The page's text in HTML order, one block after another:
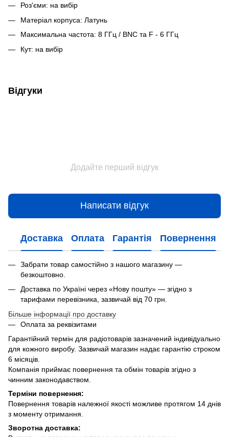
Роз'єми: на вибір
Матеріал корпуса: Латунь
Максимальна частота: 8 ГГц / BNC та F - 6 ГГц
Кут: на вибір
Відгуки
Додайте перший відгук
Написати відгук
Доставка Оплата Гарантія Повернення
Забрати товар самостійно з нашого магазину —
безкоштовно.
Доставка по Україні через «Нову пошту» — згідно з
тарифами перевізника, зазвичай від 70 грн.
Більше інформації про доставку
Оплата за реквізитами
Гарантійний термін для радіотоварів зазначений індивідуально
для кожного виробу. Зазвичай магазин надає гарантію строком
6 місяців.
Компанія приймає повернення та обмін товарів згідно з
чинним законодавством.
Терміни повернення:
Повернення товарів належної якості можливе протягом 14 днів
з моменту отримання.
Зворотна доставка: